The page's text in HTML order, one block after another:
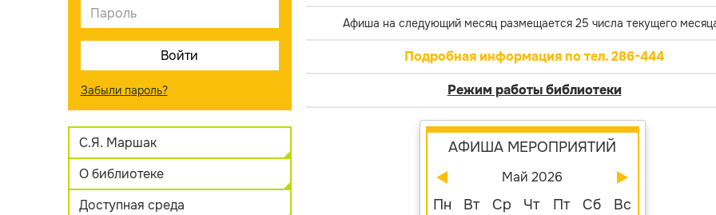
Забыли пароль?
С.Я. Маршак
О библиотеке
Доступная среда
Афиша на следующий месяц размещается 25 числа текущего
Подробная информация по тел. 286-444
Режим работы библиотеки
АФИША МЕРОПРИЯТИЙ
Май 2026
Пн Вт Ср Чт Пт Сб
Вс